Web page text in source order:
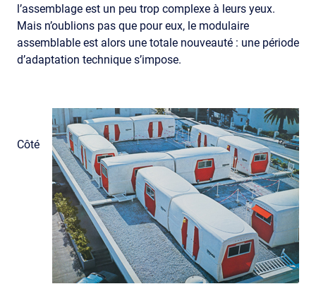
l’assemblage est un peu trop complexe à leurs yeux.
Mais n’oublions pas que pour eux, le modulaire
assemblable est alors une totale nouveauté : une période
d’adaptation technique s’impose.
Côté